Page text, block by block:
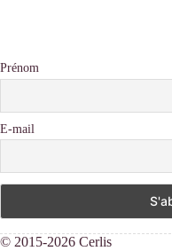
Prénom
E-mail
© 2015-2026 Cerlis